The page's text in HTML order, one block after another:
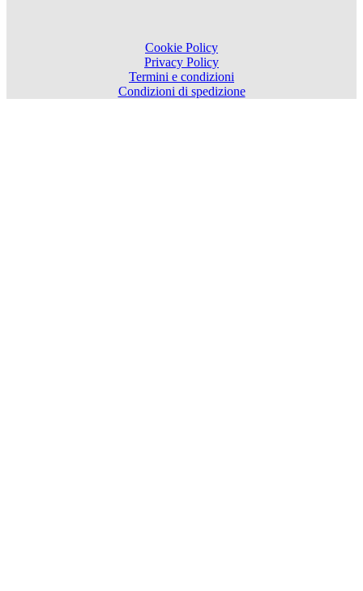
Cookie Policy
Privacy Policy
Termini e condizioni
Condizioni di spedizione